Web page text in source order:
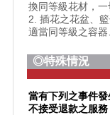
換同等級花材，一
2. 插花之花盆、
適當同等級之容器
◎特殊情況
當有下列之事件
不接受退款之服務